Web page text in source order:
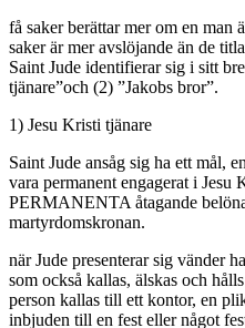
få saker berättar mer om en man
saker är mer avslöjande än de
Saint Jude identifierar sig i sitt
tjänare”och (2) ”Jakobs bror”.
1) Jesu Kristi tjänare
Saint Jude ansåg sig ha ett mål,
vara permanent engagerat i Jesu
PERMANENTA åtagande
martyrdomskronan.
när Jude presenterar sig vänder
som också kallas, älskas och
person kallas till ett kontor, en
inbjuden till en fest eller något